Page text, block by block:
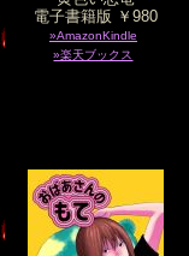
電子書籍版 ￥980
»AmazonKindle
»楽天ブックス